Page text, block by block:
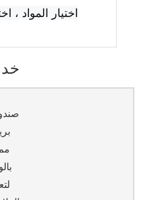
اختيار المواد ،